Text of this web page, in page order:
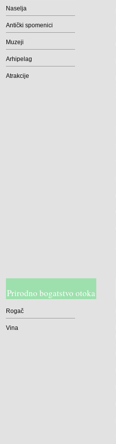
Naselja
Antički spomenici
Muzeji
Arhipelag
Atrakcije
Prirodno bogatstvo otoka
Rogač
Vina